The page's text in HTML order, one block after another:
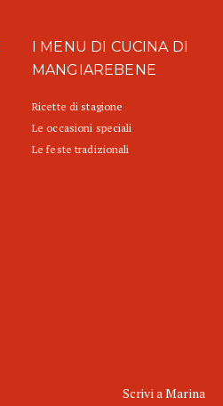
I MENU DI CUCINA DI
MANGIAREBENE
Ricette di stagione
Le occasioni speciali
Le feste tradizionali
Scrivi a Marina